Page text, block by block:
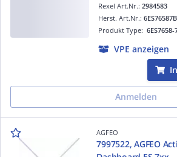
Rexel Art.Nr.: 2984583
Produkt Type:
Herst. Art.Nr.:
VPE anzeigen
Anmelden
AGFEO
7997522, AGFEO